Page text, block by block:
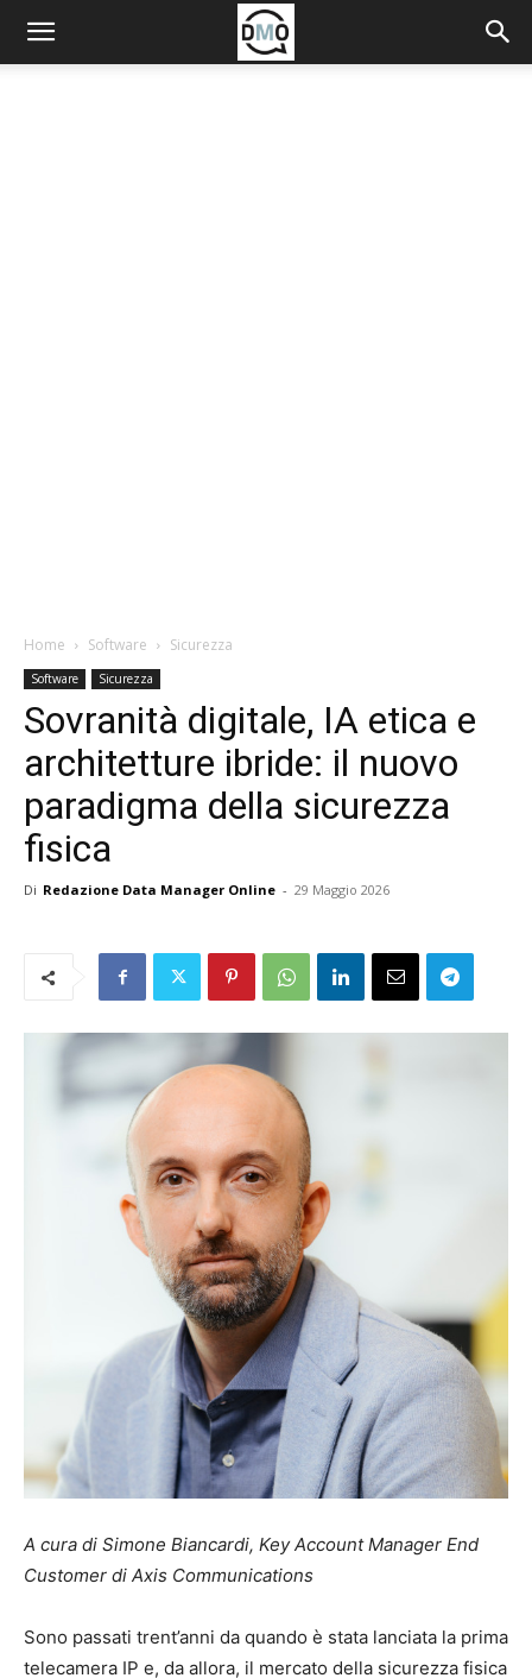
Home Software Sicurezza
Software Sicurezza
Sovranità digitale, IA etica e
architetture ibride: il nuovo
paradigma della sicurezza
fisica
Di Redazione Data Manager Online - 29 Maggio 2026
A cura di Simone Biancardi, Key Account Manager End
Customer di Axis Communications
Sono passati trent’anni da quando è stata lanciata la prima
telecamera IP e, da allora, il mercato della sicurezza fisica